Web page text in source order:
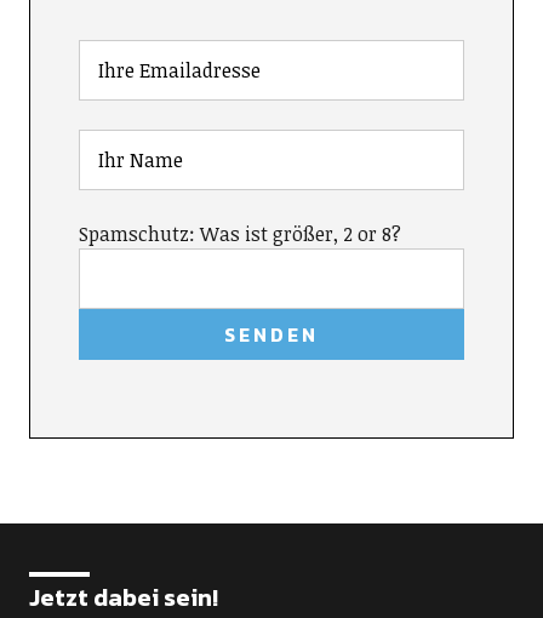
Spamschutz: Was ist größer, 2 or 8?
Jetzt dabei sein!